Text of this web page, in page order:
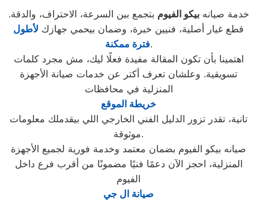
خدمة صيانهبيكو الفيوم بتجمع بين السرعة، الاحتراف، والدقة.
قطع غيار أصلية، فنيين خبرة، وضمان بيحمي جهازك لأطول
فترة ممكنة.
اهتمينا بأن تكون المقالة مفيدة فعلًا ليك، مش مجرد كلمات
تسويقية. وعلشان تعرف أكتر عن خدمات صيانة الأجهزة
المنزلية في محافظات
خريطة الموقع
تانية، تقدر تزور الدليل الفني الخارجي اللي بيقدملك معلومات
موثوقة.
صيانه بيكو الفيوم بضمان معتمد وخدمة فورية لجميع الأجهزة
المنزلية، احجز الآن دعمًا فنيًا مضمونًا من أقرب فرع داخل
الفيوم
صيانة ال جي